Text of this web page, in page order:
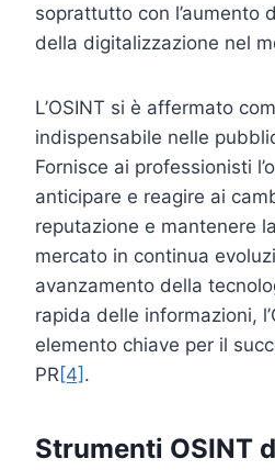
soprattutto con l’aumento
della digitalizzazione nel
L’OSINT si è affermato
indispensabile nelle
Fornisce ai professionisti
anticipare e reagire ai
reputazione e mantenere
mercato in continua
avanzamento della
rapida delle informazioni,
elemento chiave per il
PR [4] .
Strumenti OSINT